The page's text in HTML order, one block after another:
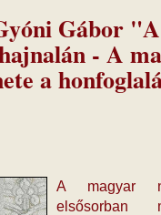
Gábor "A
- A
a
A magyar
elsősorban